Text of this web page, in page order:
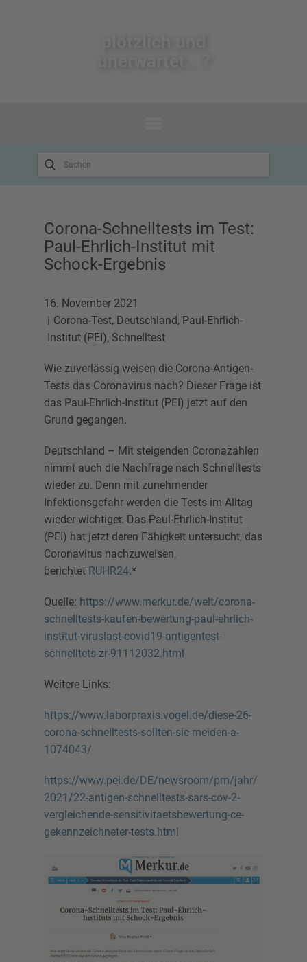
Corona-Schnelltests im Test:
Paul-Ehrlich-Institut mit
Schock-Ergebnis
16. November 2021
Corona-Test, Deutschland, Paul-Ehrlich-
Institut (PEI), Schnelltest
Wie zuverlässig weisen die Corona-Antigen-
Tests das Coronavirus nach? Dieser Frage ist
das Paul-Ehrlich-Institut (PEI) jetzt auf den
Grund gegangen.
Deutschland – Mit steigenden Coronazahlen
nimmt auch die Nachfrage nach Schnelltests
wieder zu. Denn mit zunehmender
Infektionsgefahr werden die Tests im Alltag
wieder wichtiger. Das Paul-Ehrlich-Institut
(PEI) hat jetzt deren Fähigkeit untersucht, das
Coronavirus nachzuweisen,
berichtet RUHR24.*
Quelle: https://www.merkur.de/welt/corona-
schnelltests-kaufen-bewertung-paul-ehrlich-
institut-viruslast-covid19-antigentest-
schnelltets-zr-91112032.html
Weitere Links:
https://www.laborpraxis.vogel.de/diese-26-
corona-schnelltests-sollten-sie-meiden-a-
1074043/
https://www.pei.de/DE/newsroom/pm/jahr/
2021/22-antigen-schnelltests-sars-cov-2-
vergleichende-sensitivitaetsbewertung-ce-
gekennzeichneter-tests.html